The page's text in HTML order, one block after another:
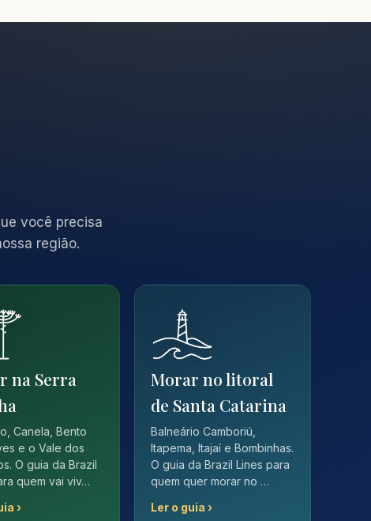
você precisa
região.
na Serra
Canela, Bento
e o Vale dos
O guia da Brazil
quem vai viv…
›
Morar no litoral
de Santa Catarina
Balneário Camboriú,
Itapema, Itajaí e Bombinhas.
O guia da Brazil Lines para
quem quer morar no …
Ler o guia ›